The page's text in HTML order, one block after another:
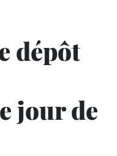
dépôt
jour de